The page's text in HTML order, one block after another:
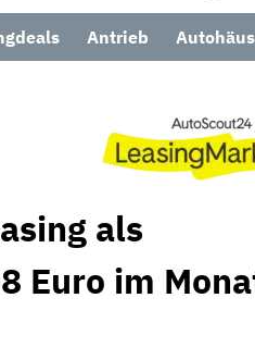
Antrieb
als
Euro im